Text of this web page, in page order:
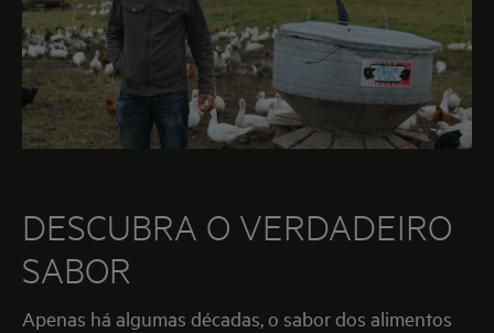
DESCUBRA O VERDADEIRO
SABOR
Apenas há algumas décadas, o sabor dos alimentos